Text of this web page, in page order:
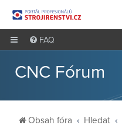
FAQ
CNC Fórum
Obsah fóra Hledat